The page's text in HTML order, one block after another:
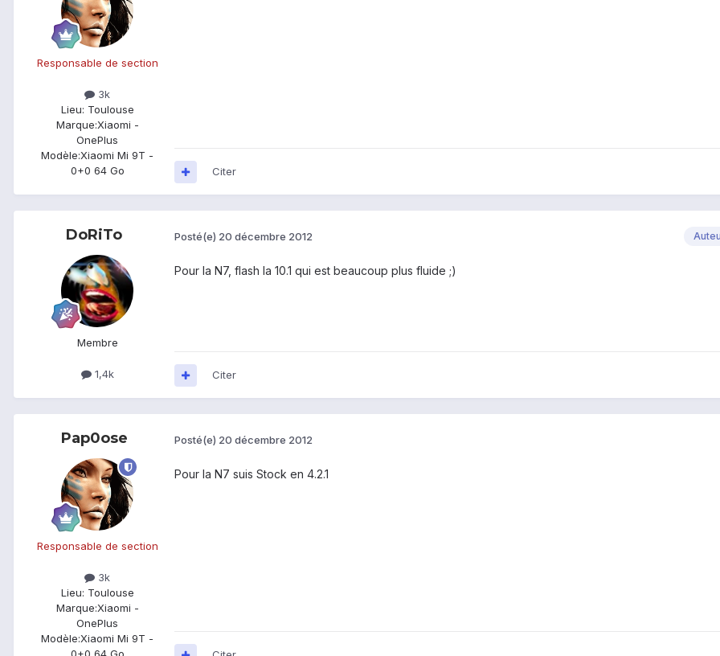
Responsable de section
3k
Lieu: Toulouse
Marque:Xiaomi -
OnePlus
Modèle:Xiaomi Mi 9T -
0+0 64 Go
Citer
DoRiTo
Membre
1,4k
Posté(e) 20 décembre 2012
Pour la N7, flash la 10.1 qui est beaucoup plus fluide ;)
Citer
Pap0ose
Responsable de section
3k
Lieu: Toulouse
Marque:Xiaomi -
OnePlus
Modèle:Xiaomi Mi 9T -
Posté(e) 20 décembre 2012
Pour la N7 suis Stock en 4.2.1